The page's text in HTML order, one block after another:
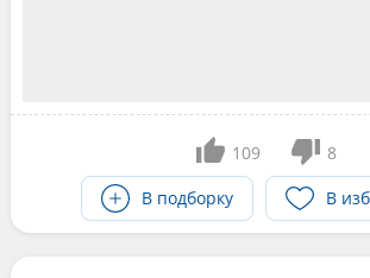
109
8
В подборку
В